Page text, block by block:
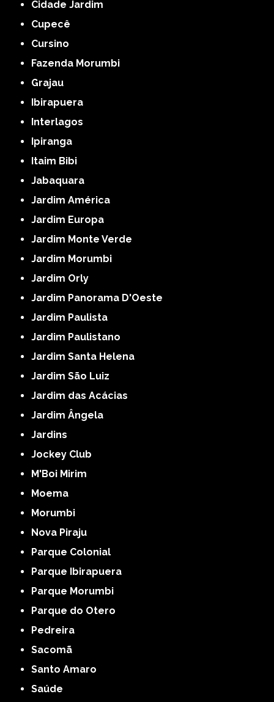
Cidade Jardim
Cupecê
Cursino
Fazenda Morumbi
Grajau
Ibirapuera
Interlagos
Ipiranga
Itaim Bibi
Jabaquara
Jardim América
Jardim Europa
Jardim Monte Verde
Jardim Morumbi
Jardim Orly
Jardim Panorama D'Oeste
Jardim Paulista
Jardim Paulistano
Jardim Santa Helena
Jardim São Luiz
Jardim das Acácias
Jardim Ângela
Jardins
Jockey Club
M'Boi Mirim
Moema
Morumbi
Nova Piraju
Parque Colonial
Parque Ibirapuera
Parque Morumbi
Parque do Otero
Pedreira
Sacomã
Santo Amaro
Saúde